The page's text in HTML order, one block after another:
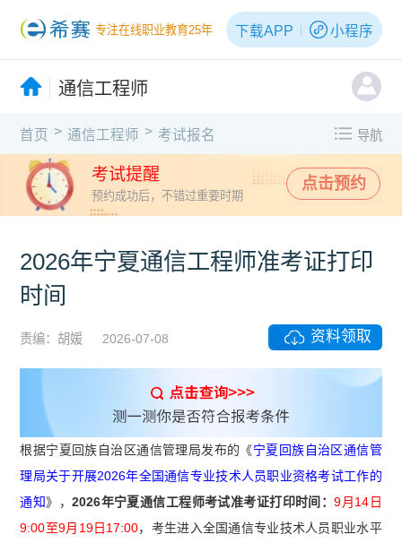
专注在线职业教育25年 下载APP 小程序
通信工程师
首页 > 通信工程师 > 考试报名 导航
考试提醒
预约成功后，不错过重要时期
点击预约
2026年宁夏通信工程师准考证打印
时间
责编：胡媛 2026-07-08 资料领取
根据宁夏回族自治区通信管理局发布的《宁夏回族自治区通信管
理局关于开展2026年全国通信专业技术人员职业资格考试工作的
通知》，2026年宁夏通信工程师考试准考证打印时间：9月14日
9:00至9月19日17:00，考生进入全国通信专业技术人员职业水平